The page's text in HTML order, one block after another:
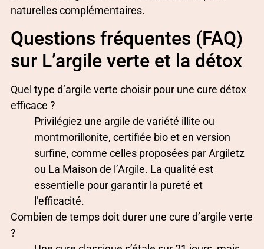
naturelles complémentaires.
Questions fréquentes (FAQ)
sur L’argile verte et la détox
Quel type d’argile verte choisir pour une cure détox
efficace ?
Privilégiez une argile de variété illite ou
montmorillonite, certifiée bio et en version
surfine, comme celles proposées par Argiletz
ou La Maison de l’Argile. La qualité est
essentielle pour garantir la pureté et
l’efficacité.
Combien de temps doit durer une cure d’argile verte
?